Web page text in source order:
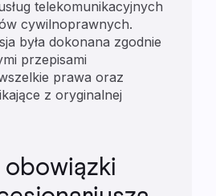
telekomunikacyjnych
cywilnoprawnych.
była dokonana zgodnie
przepisami
prawa oraz
z oryginalnej